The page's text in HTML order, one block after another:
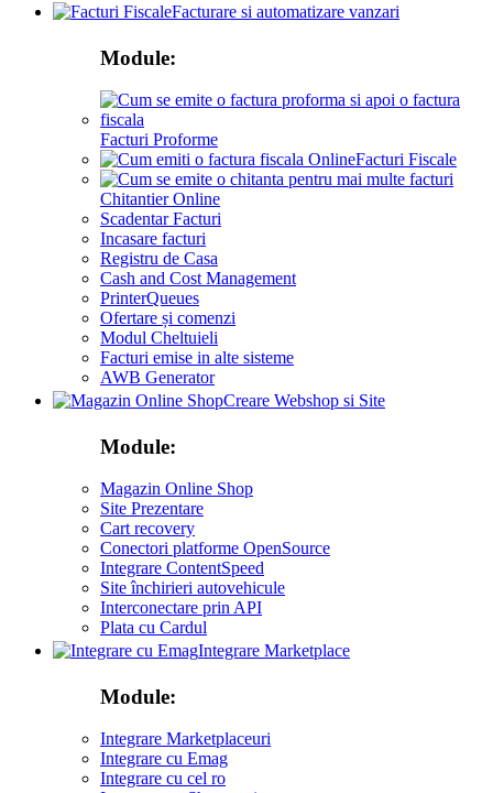
Facturare si automatizare vanzari
Module:
Facturi Proforme
Facturi Fiscale
Chitantier Online
Scadentar Facturi
Incasare facturi
Registru de Casa
Cash and Cost Management
PrinterQueues
Ofertare și comenzi
Modul Cheltuieli
Facturi emise in alte sisteme
AWB Generator
Creare Webshop si Site
Module:
Magazin Online Shop
Site Prezentare
Cart recovery
Conectori platforme OpenSource
Integrare ContentSpeed
Site închirieri autovehicule
Interconectare prin API
Plata cu Cardul
Integrare Marketplace
Module:
Integrare Marketplaceuri
Integrare cu Emag
Integrare cu cel ro